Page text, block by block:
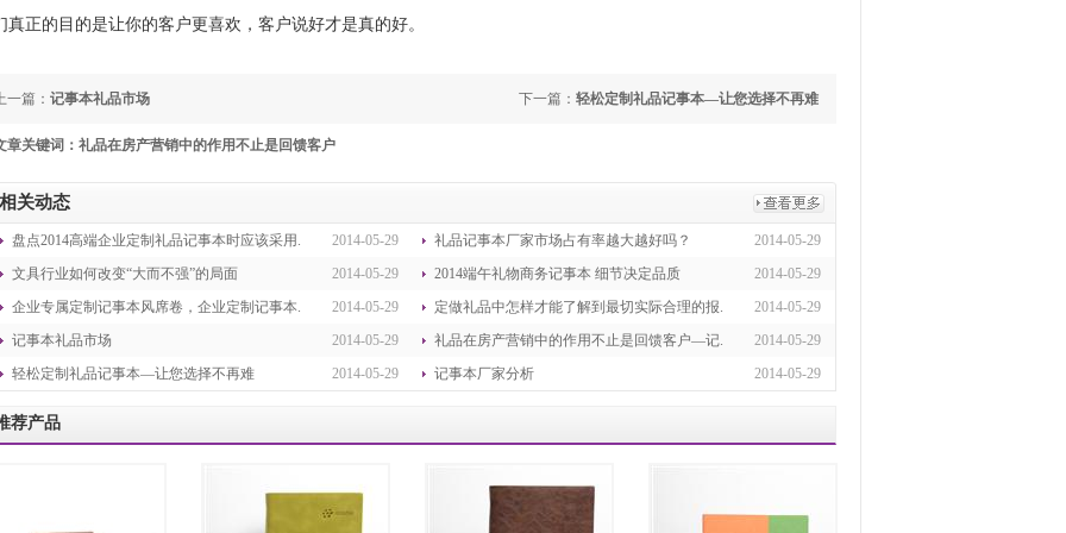
真正的目的是让你的客户更喜欢，客户说好才是真的好。
一篇： 记事本礼品市场 下一篇： 轻松定制礼品记事本—让您选择不再难
章关键词：礼品在房产营销中的作用不止是回馈客户
相关动态
2014-05-29
盘点2014高端企业定制礼品记事本时应该采用. 2014-05-29
礼品记事本厂家市场占有率越大越好吗？
2014-05-29
文具行业如何改变“大而不强”的局面 2014-05-29
2014端午礼物商务记事本 细节决定品质
2014-05-29
企业专属定制记事本风席卷，企业定制记事本. 2014-05-29
定做礼品中怎样才能了解到最切实际合理的报.
2014-05-29
记事本礼品市场 2014-05-29
礼品在房产营销中的作用不止是回馈客户—记.
2014-05-29
轻松定制礼品记事本—让您选择不再难 2014-05-29
记事本厂家分析
荐产品